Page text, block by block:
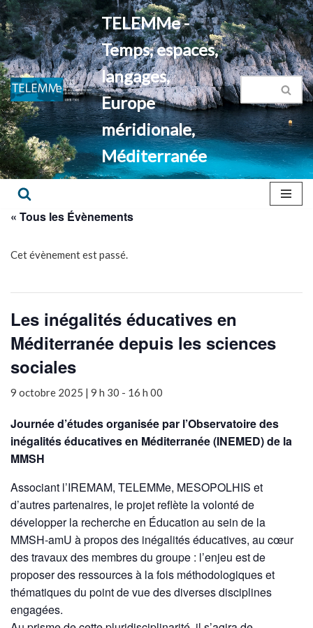
Aller
au
contenu
TELEMMe -
Temps, espaces,
langages,
Europe
méridionale,
Méditerranée
« Tous les Évènements
Cet évènement est passé.
Les inégalités éducatives en
Méditerranée depuis les sciences
sociales
9 octobre 2025 | 9 h 30 - 16 h 00
Journée d’études organisée par l’Observatoire des
inégalités éducatives en Méditerranée (INEMED) de la
MMSH
Associant l’IREMAM, TELEMMe, MESOPOLHIS et
d’autres partenaires, le projet reflète la volonté de
développer la recherche en Éducation au sein de la
MMSH-amU à propos des inégalités éducatives, au cœur
des travaux des membres du groupe : l’enjeu est de
proposer des ressources à la fois méthodologiques et
thématiques du point de vue des diverses disciplines
engagées.